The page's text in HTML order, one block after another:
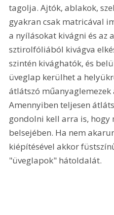
tagolja. Ajtók, ablakok,
gyakran csak matricával
a nyílásokat kivágni és az
sztirolfóliából kivágva
szintén kivághatók, és
üveglap kerülhet a
átlátszó
Amennyiben teljesen
gondolni kell arra is,
belsejében. Ha nem
kiépítésével akkor
"üveglapok" hátoldalát.